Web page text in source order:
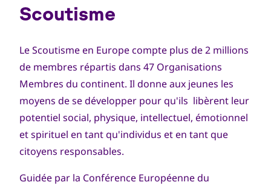
Scoutisme
Le Scoutisme en Europe compte plus de 2 millions
de membres répartis dans 47 Organisations
Membres du continent. Il donne aux jeunes les
moyens de se développer pour qu'ils libèrent leur
potentiel social, physique, intellectuel, émotionnel
et spirituel en tant qu'individus et en tant que
citoyens responsables.
Guidée par la Conférence Européenne du